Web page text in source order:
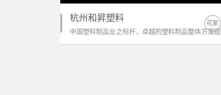
杭州和昇塑料
中国塑料制品业之标杆，卓越的塑料制品整体方案提
花絮